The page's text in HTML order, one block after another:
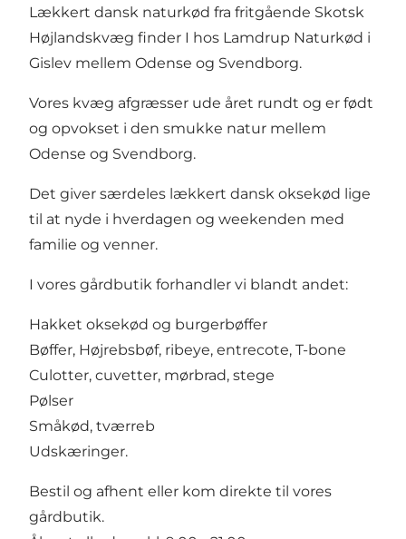
Lækkert dansk naturkød fra fritgående Skotsk
Højlandskvæg finder I hos Lamdrup Naturkød i
Gislev mellem Odense og Svendborg.
Vores kvæg afgræsser ude året rundt og er født
og opvokset i den smukke natur mellem
Odense og Svendborg.
Det giver særdeles lækkert dansk oksekød lige
til at nyde i hverdagen og weekenden med
familie og venner.
I vores gårdbutik forhandler vi blandt andet:
Hakket oksekød og burgerbøffer
Bøffer, Højrebsbøf, ribeye, entrecote, T-bone
Culotter, cuvetter, mørbrad, stege
Pølser
Småkød, tværreb
Udskæringer.
Bestil og afhent eller kom direkte til vores
gårdbutik.